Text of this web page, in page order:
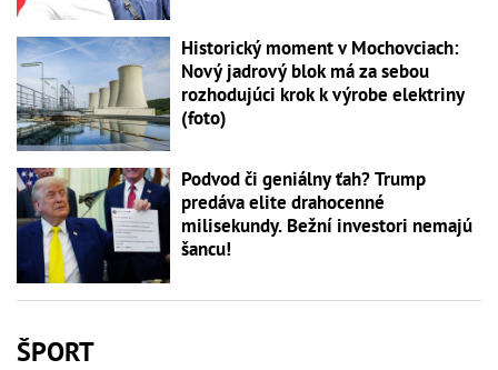
Historický moment v Mochovciach:
Nový jadrový blok má za sebou
rozhodujúci krok k výrobe elektriny
(foto)
Podvod či geniálny ťah? Trump
predáva elite drahocenné
milisekundy. Bežní investori nemajú
šancu!
ŠPORT